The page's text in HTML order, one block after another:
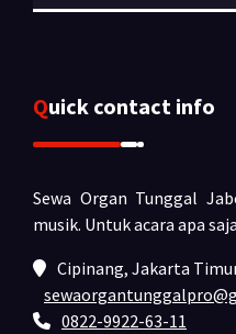
Quick contact info
Sewa Organ Tunggal
musik. Untuk acara apa
Cipinang, Jakarta
0822-9922-63-11